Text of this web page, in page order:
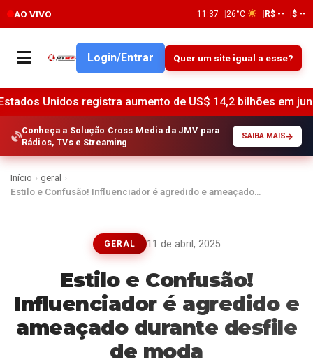
AO VIVO 11:37 26°C R$ -- $ --
Login/Entrar Quer um site igual a esse?
aumento de US$ 14,2 bilhões em junho, indica o
Conheça a Solução Cross Media da JMV para
Rádios, TVs e Streaming
SAIBA MAIS
Início › geral ›
Estilo e Confusão! Influenciador é agredido e ameaçado…
GERAL 11 de abril, 2025
Estilo e Confusão!
Influenciador é agredido e
ameaçado durante desfile
de moda